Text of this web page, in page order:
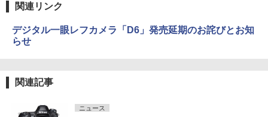
関連リンク
デジタル一眼レフカメラ「D6」発売延期のお詫びとお知
らせ
関連記事
ニュース